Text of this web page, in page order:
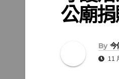
公廟
By 今
11